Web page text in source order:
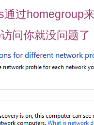
过homegroup
问你就没问题了